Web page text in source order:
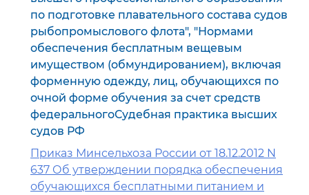
по подготовке плавательного состава судов
рыбопромыслового флота", "Нормами
обеспечения бесплатным вещевым
имуществом (обмундированием), включая
форменную одежду, лиц, обучающихся по
очной форме обучения за счет средств
федеральногоСудебная практика высших
судов РФ
Приказ Минсельхоза России от 18.12.2012 N
637 Об утверждении порядка обеспечения
обучающихся бесплатными питанием и